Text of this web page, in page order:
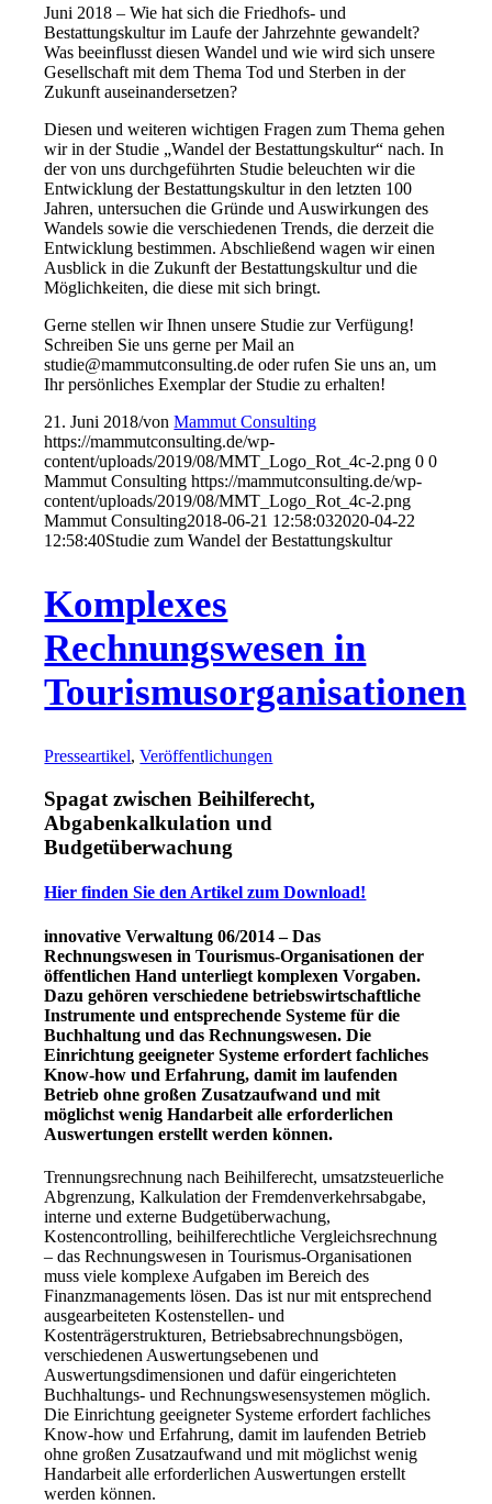
Juni 2018 – Wie hat sich die Friedhofs- und
Bestattungskultur im Laufe der Jahrzehnte gewandelt?
Was beeinflusst diesen Wandel und wie wird sich unsere
Gesellschaft mit dem Thema Tod und Sterben in der
Zukunft auseinandersetzen?
Diesen und weiteren wichtigen Fragen zum Thema gehen
wir in der Studie „Wandel der Bestattungskultur“ nach. In
der von uns durchgeführten Studie beleuchten wir die
Entwicklung der Bestattungskultur in den letzten 100
Jahren, untersuchen die Gründe und Auswirkungen des
Wandels sowie die verschiedenen Trends, die derzeit die
Entwicklung bestimmen. Abschließend wagen wir einen
Ausblick in die Zukunft der Bestattungskultur und die
Möglichkeiten, die diese mit sich bringt.
Gerne stellen wir Ihnen unsere Studie zur Verfügung!
Schreiben Sie uns gerne per Mail an
studie@mammutconsulting.de oder rufen Sie uns an, um
Ihr persönliches Exemplar der Studie zu erhalten!
21. Juni 2018/vonMammut Consulting
https://mammutconsulting.de/wp-
content/uploads/2019/08/MMT_Logo_Rot_4c-2.png 0 0
Mammut Consulting https://mammutconsulting.de/wp-
content/uploads/2019/08/MMT_Logo_Rot_4c-2.png
Mammut Consulting2018-06-21 12:58:032020-04-22
12:58:40Studie zum Wandel der Bestattungskultur
Komplexes
Rechnungswesen in
Tourismusorganisationen
Presseartikel,Veröffentlichungen
Spagat zwischen Beihilferecht,
Abgabenkalkulation und
Budgetüberwachung
Hier finden Sie den Artikel zum Download!
innovative Verwaltung 06/2014 – Das
Rechnungswesen in Tourismus-Organisationen der
öffentlichen Hand unterliegt komplexen Vorgaben.
Dazu gehören verschiedene betriebswirtschaftliche
Instrumente und entsprechende Systeme für die
Buchhaltung und das Rechnungswesen. Die
Einrichtung geeigneter Systeme erfordert fachliches
Know-how und Erfahrung, damit im laufenden
Betrieb ohne großen Zusatzaufwand und mit
möglichst wenig Handarbeit alle erforderlichen
Auswertungen erstellt werden können.
Trennungsrechnung nach Beihilferecht, umsatzsteuerliche
Abgrenzung, Kalkulation der Fremdenverkehrsabgabe,
interne und externe Budgetüberwachung,
Kostencontrolling, beihilferechtliche Vergleichsrechnung
– das Rechnungswesen in Tourismus-Organisationen
muss viele komplexe Aufgaben im Bereich des
Finanzmanagements lösen. Das ist nur mit entsprechend
ausgearbeiteten Kostenstellen- und
Kostenträgerstrukturen, Betriebsabrechnungsbögen,
verschiedenen Auswertungsebenen und
Auswertungsdimensionen und dafür eingerichteten
Buchhaltungs- und Rechnungswesensystemen möglich.
Die Einrichtung geeigneter Systeme erfordert fachliches
Know-how und Erfahrung, damit im laufenden Betrieb
ohne großen Zusatzaufwand und mit möglichst wenig
Handarbeit alle erforderlichen Auswertungen erstellt
werden können.